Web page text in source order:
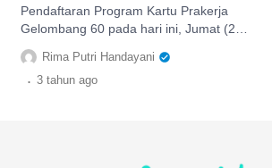
Pendaftaran Program Kartu Prakerja
Gelombang 60 pada hari ini, Jumat (25
Agustus 2023) dan hanya akan di buka
selama 3 hari
Rima Putri Handayani
. 3 tahun ago